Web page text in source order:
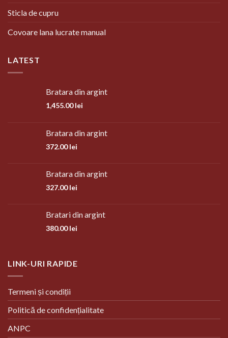
Sticla de cupru
Covoare lana lucrate manual
LATEST
Bratara din argint
1,455.00lei
Bratara din argint
372.00lei
Bratara din argint
327.00lei
Bratari din argint
380.00lei
LINK-URI RAPIDE
Termeni și condiții
Politică de confidențialitate
ANPC